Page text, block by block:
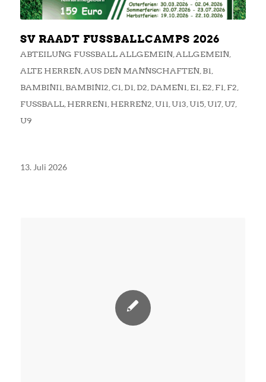
SV RAADT FUSSBALLCAMPS 2026
ABTEILUNG FUSSBALL ALLGEMEIN , ALLGEMEIN,
ALTE HERREN, AUS DEN MANNSCHAFTEN, B1
BAMBINI1 BAMBINI2 C1 D1 D2 DAMEN1 E1 E2 F1 F2
FUSSBALL , HERREN1 HERREN2 U11 U13 U15, U17, U7,
U9
13. Juli 2026